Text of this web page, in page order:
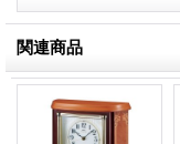
関連商品